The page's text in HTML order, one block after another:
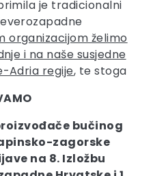
je tradicionalni
organizacijom želimo
i na naše susjedne
Adria regije, te stoga
bučinog
zagorske
na 8. Izložbu